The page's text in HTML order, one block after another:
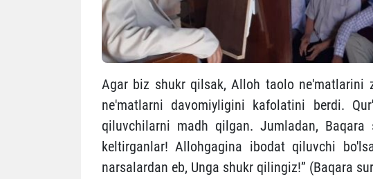
Agar biz shukr qilsak, Alloh taolo
ne'matlarni davomiyligini kafolatini berdi.
qiluvchilarni madh qilgan. Jumladan,
keltirganlar! Allohgagina ibodat qiluvchi
narsalardan eb, Unga shukr qilingiz!” (Baqara